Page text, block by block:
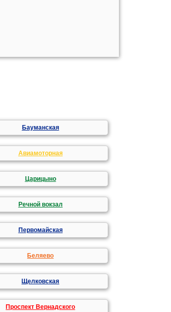
Бауманская
Авиамоторная
Царицыно
Речной вокзал
Первомайская
Беляево
Щелковская
Проспект Вернадского